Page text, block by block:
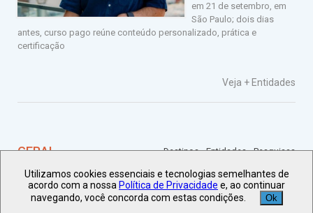
em 21 de setembro, em
São Paulo; dois dias
antes, curso pago reúne conteúdo personalizado, prática e
certificação
Veja + Entidades
GERAL Destinos Entidades
Pesquisas
Utilizamos cookies essenciais e tecnologias semelhantes de
acordo com a nossa Política de Privacidade e, ao continuar
navegando, você concorda com estas condições.
Ok